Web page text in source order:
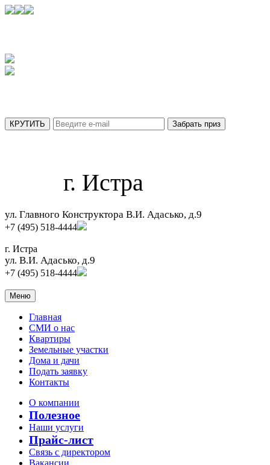
г. Истра
ул. Главного Конструктора В.И. Адасько, д.9
+7 (495) 518-4444
г. Истра
ул. В.И. Адасько, д.9
+7 (495) 518-4444
Меню
Главная
СМИ о нас
Квартиры
Земельные участки
Дома и дачи
Подать заявку
Контакты
О компании
Полезное
Наши услуги
Прайс-лист
Связь с директором
Вакансии